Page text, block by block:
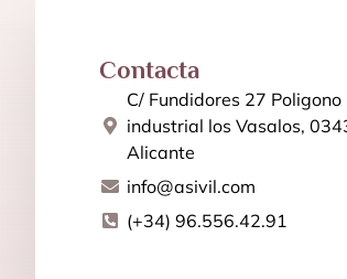
Contacta
C/ Fundidores 27 Poligono
industrial los Vasalos,
Alicante
info@asivil.com
(+34) 96.556.42.91